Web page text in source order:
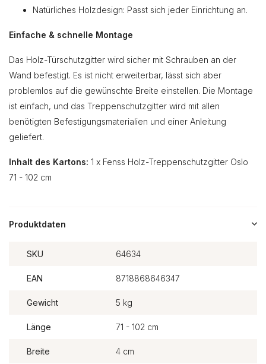
Natürliches Holzdesign: Passt sich jeder Einrichtung an.
Einfache & schnelle Montage
Das Holz-Türschutzgitter wird sicher mit Schrauben an der
Wand befestigt. Es ist nicht erweiterbar, lässt sich aber
problemlos auf die gewünschte Breite einstellen. Die Montage
ist einfach, und das Treppenschutzgitter wird mit allen
benötigten Befestigungsmaterialien und einer Anleitung
geliefert.
Inhalt des Kartons: 1 x Fenss Holz-Treppenschutzgitter Oslo
71 - 102 cm
Produktdaten
SKU 64634
EAN 8718868646347
Gewicht 5 kg
Länge 71 - 102 cm
Breite 4 cm